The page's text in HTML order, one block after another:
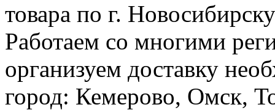
товара по г.
Работаем со многими
организуем доставку
город: Кемерово, Омск,